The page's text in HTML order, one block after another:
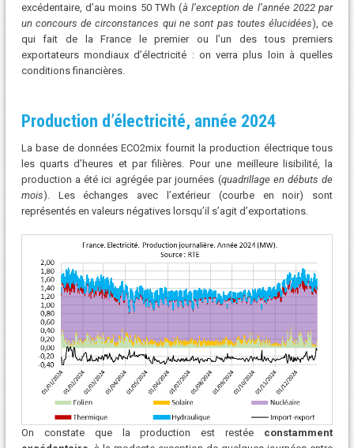
excédentaire, d’au moins 50 TWh (à l’exception de l’année 2022 par
un concours de circonstances qui ne sont pas toutes élucidées), ce
qui fait de la France le premier ou l’un des tous premiers
exportateurs mondiaux d’électricité : on verra plus loin à quelles
conditions financières.
Production d’électricité, année 2024
La base de données ECO2mix fournit la production électrique tous
les quarts d’heures et par filières. Pour une meilleure lisibilité, la
production a été ici agrégée par journées (quadrillage en débuts de
mois). Les échanges avec l’extérieur (courbe en noir) sont
représentés en valeurs négatives lorsqu’il s’agit d’exportations.
On constate que la production est restée constamment